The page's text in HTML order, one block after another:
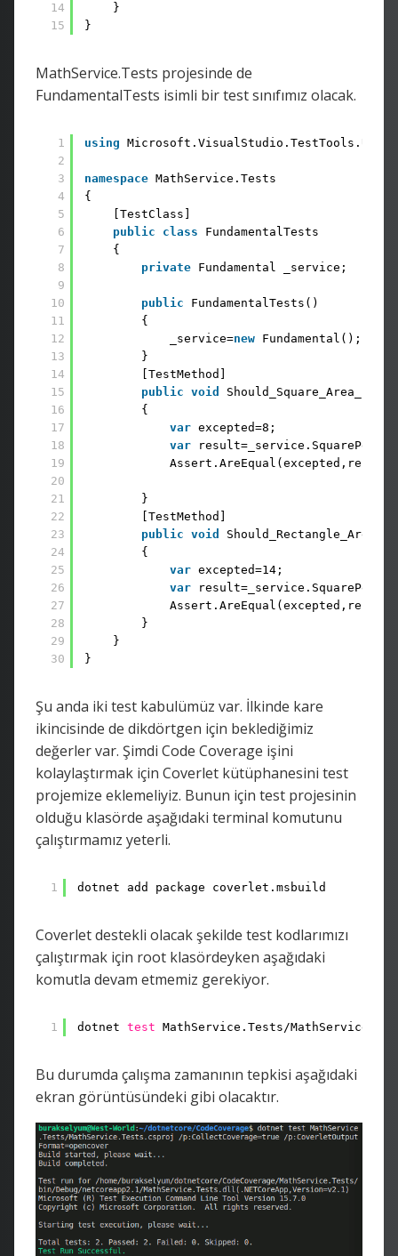
14
15
}
}
MathService.Tests projesinde de
FundamentalTests isimli bir test sınıfımız olacak.
1
2
3
4
5
6
7
8
9
10
11
12
13
14
15
16
17
18
19
20
21
22
23
24
25
26
27
28
29
30
using
namespace MathService.Tests
{
[TestClass]
public
class
FundamentalTests
{
private Fundamental _service;
public
FundamentalTests()
{
_service=new Fundamental();
}
[TestMethod]
public void
{
var excepted=8;
var
}
[TestMethod]
public void
{
var excepted=14;
var
}
}
}
Şu anda iki test kabulümüz var. İlkinde kare
ikincisinde de dikdörtgen için beklediğimiz
değerler var. Şimdi Code Coverage işini
kolaylaştırmak için Coverlet kütüphanesini test
projemize eklemeliyiz. Bunun için test projesinin
olduğu klasörde aşağıdaki terminal komutunu
çalıştırmamız yeterli.
1 dotnet add package coverlet.msbuild
Coverlet destekli olacak şekilde test kodlarımızı
çalıştırmak için root klasördeyken aşağıdaki
komutla devam etmemiz gerekiyor.
1 dotnet test MathService.Tests/MathService
Bu durumda çalışma zamanının tepkisi aşağıdaki
ekran görüntüsündeki gibi olacaktır.